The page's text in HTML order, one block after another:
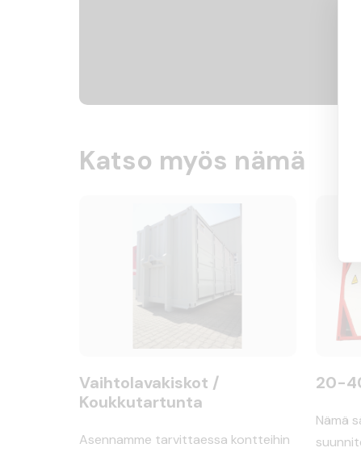
Katso myös nämä
Vaihtolavakiskot /
Koukkutartunta
Asennamme tarvittaessa kontteihin
20-
Nämä